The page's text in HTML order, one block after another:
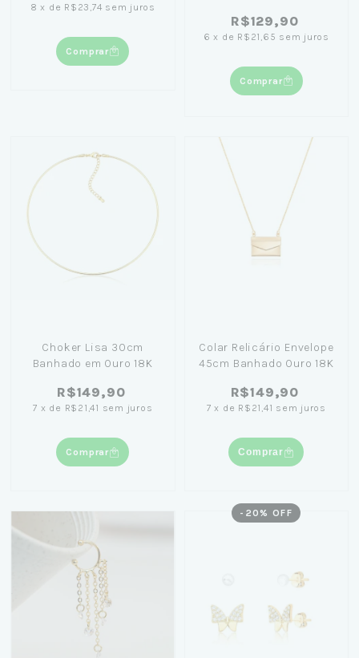
8 x de R$23,74 sem juros
Comprar
R$129,90
6 x de R$21,65 sem juros
Comprar
Choker Lisa 30cm
Banhado em Ouro 18K
R$149,90
7 x de R$21,41 sem juros
Comprar
Colar Relicário Envelope
45cm Banhado Ouro 18K
R$149,90
7 x de R$21,41 sem juros
Comprar
- 20 % OFF